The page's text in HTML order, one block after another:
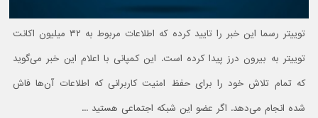
توییتر رسما این خبر را تایید کرده که اطلاعات مربوط به ۳۲ میلیون اکانت
توییتر به بیرون درز پیدا کرده است. این کمپانی با اعلام این خبر می‌گوید
که تمام تلاش خود را برای حفظ امنیت کاربرانی که اطلاعات آن‌ها فاش
شده انجام می‌دهد. اگر عضو این شبکه اجتماعی هستید ...